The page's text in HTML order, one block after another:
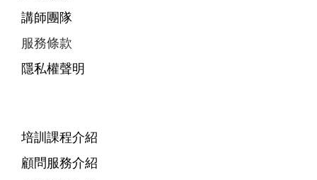
講師團隊
服務條款
隱私權聲明
培訓課程介紹
顧問服務介紹